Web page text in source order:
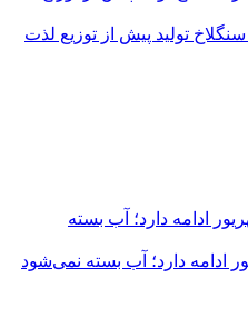
تولید پیش از توزیع لذت